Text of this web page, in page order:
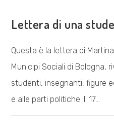
Lettera di una
Questa è la lettera di
Municipi Sociali di Bologna,
studenti, insegnanti, figure
e alle parti politiche. Il 17…